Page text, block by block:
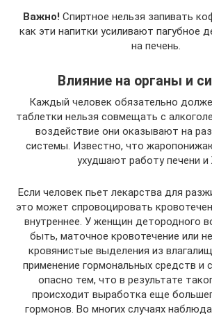
Важно! Спиртное нельзя запивать
как эти напитки усиливают пагубное
на печень.
Влияние на органы и
Каждый человек обязательно
таблетки нельзя совмещать с
воздействие они оказывают на
системы. Известно, что
ухудшают работу печени
Если человек пьет лекарства для
это может спровоцировать
внутреннее. У женщин детородного
быть, маточное кровотечение или
кровянистые выделения из
применение гормональных средств и
опасно тем, что в результате
происходит выработка еще
гормонов. Во многих случаях